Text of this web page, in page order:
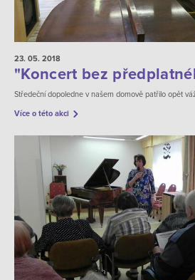
23. 05. 2018
"Koncert bez
Středeční dopoledne v našem domově patřilo opět
Více o této akci